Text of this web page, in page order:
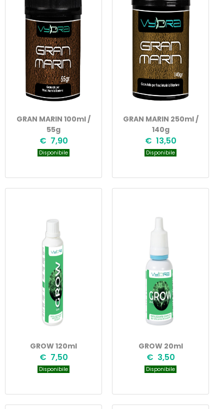
GRAN MARIN 100ml /
55g
€ 7,90
Disponibile
GRAN MARIN 250ml /
140g
€ 13,50
Disponibile
GROW 120ml
€ 7,50
Disponibile
GROW 20ml
€ 3,50
Disponibile